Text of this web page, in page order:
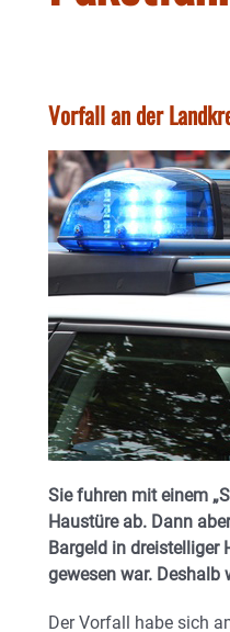
Vorfall an der
Sie fuhren mit einem
Haustüre ab. Dann
Bargeld in dreistelliger
gewesen war. Deshalb
Der Vorfall habe sich